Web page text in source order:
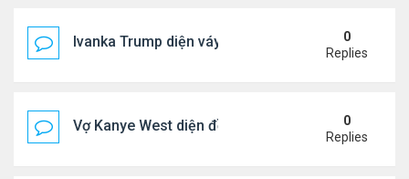
Ivanka Trump diện váy hở eo táo bạo, khoe vòng
0
Replies
Vợ Kanye West diện đồ xẻ bạo, dự tiệc ở đảo Ibiza
0
Replies